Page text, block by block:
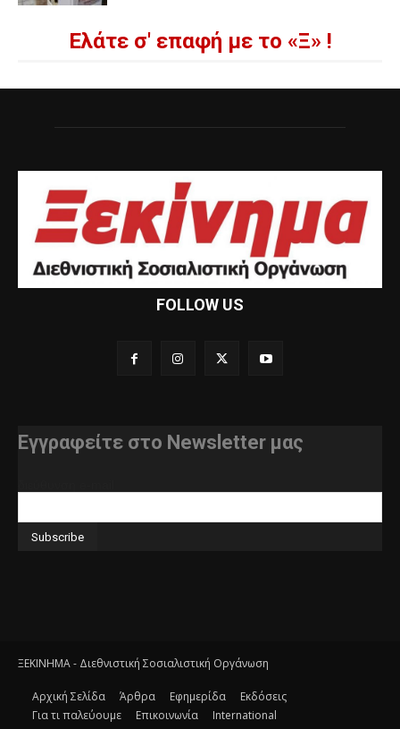
Ελάτε σ' επαφή με το «Ξ» !
FOLLOW US
Εγγραφείτε στο Newsletter μας
ΞΕΚΙΝΗΜΑ - Διεθνιστική Σοσιαλιστική Οργάνωση
Αρχική Σελίδα Άρθρα Εφημερίδα
Εκδόσεις
Για τι παλεύουμε
Επικοινωνία International